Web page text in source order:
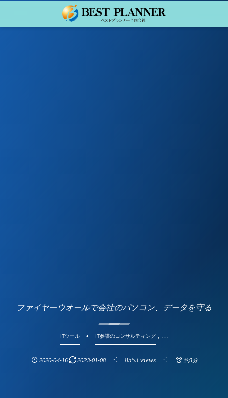
ファイヤーウオールで会社のパソコン、データを守る
ITツール IT参謀のコンサルティング, …
2020-04-16 2023-01-08 8553 views 約3分